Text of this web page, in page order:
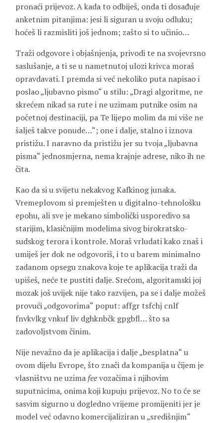
pronaći prijevoz. A kada to odbiješ, onda ti dosađuje
anketnim pitanjima: jesi li siguran u svoju odluku;
hoćeš li razmisliti još jednom; zašto si to učinio…
Traži odgovore i objašnjenja, privodi te na svojevrsno
saslušanje, a ti se u nametnutoj ulozi krivca moraš
opravdavati. I premda si već nekoliko puta napisao i
poslao „ljubavno pismo“ u stilu: „Dragi algoritme, ne
skrećem nikad sa rute i ne uzimam putnike osim na
početnoj destinaciji, pa Te lijepo molim da mi više ne
šalješ takve ponude…“; one i dalje, stalno i iznova
pristižu. I naravno da pristižu jer su tvoja „ljubavna
pisma“ jednosmjerna, nema krajnje adrese, niko ih ne
čita.
Kao da si u svijetu nekakvog Kafkinog junaka.
Vremeplovom si premješten u digitalno-tehnološku
epohu, ali sve je mekano simbolički usporedivo sa
starijim, klasičnijim modelima sivog birokratsko-
sudskog terora i kontrole. Moraš vrludati kako znaš i
umiješ jer dok ne odgovoriš, i to u barem minimalno
zadanom opsegu znakova koje te aplikacija traži da
upišeš, neće te pustiti dalje. Srećom, algoritamski joj
mozak još uvijek nije tako razvijen, pa se i dalje možeš
provući „odgovorima“ poput: affgr tsfchj cnlf
fnvkvlkg vnkuf liv dghknbčk gpgbfl… što sa
zadovoljstvom činim.
Nije nevažno da je aplikacija i dalje „besplatna“ u
ovom dijelu Evrope, što znači da kompanija u čijem je
vlasništvu ne uzima feevozačima i njihovim
suputnicima, onima koji kupuju prijevoz. No to će se
sasvim sigurno u dogledno vrijeme promijeniti jer je
model već odavno komercijaliziran u „središnjim“